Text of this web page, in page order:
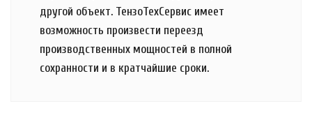
другой объект. ТензоТехСервис имеет
возможность произвести переезд
производственных мощностей в полной
сохранности и в кратчайшие сроки.